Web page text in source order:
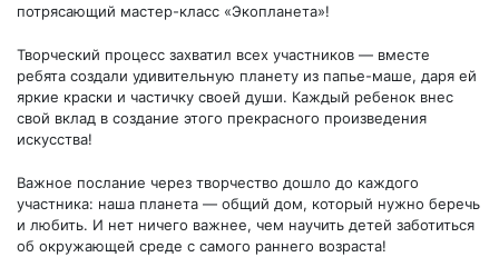
потрясающий мастер-класс «Экопланета»!
Творческий процесс захватил всех участников — вместе
ребята создали удивительную планету из папье-маше, даря ей
яркие краски и частичку своей души. Каждый ребенок внес
свой вклад в создание этого прекрасного произведения
искусства!
Важное послание через творчество дошло до каждого
участника: наша планета — общий дом, который нужно беречь
и любить. И нет ничего важнее, чем научить детей заботиться
об окружающей среде с самого раннего возраста!